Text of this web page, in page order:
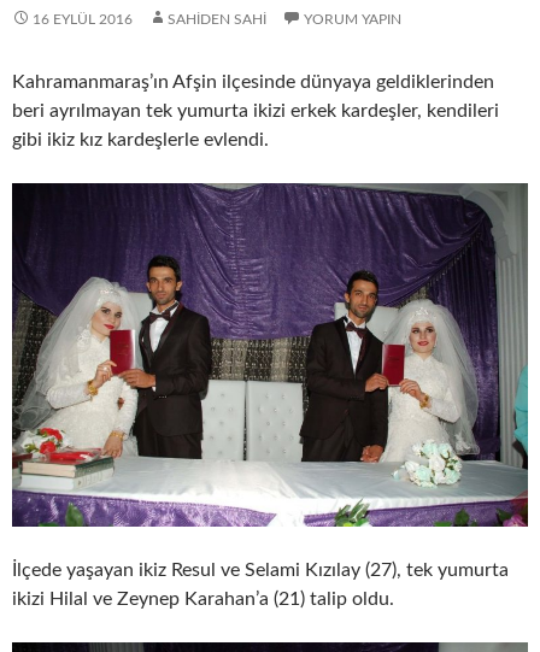
16 EYLÜL 2016 SAHIDEN SAHI YORUM YAPIN
Kahramanmaraş’ın Afşin ilçesinde dünyaya geldiklerinden
beri ayrılmayan tek yumurta ikizi erkek kardeşler, kendileri
gibi ikiz kız kardeşlerle evlendi.
İlçede yaşayan ikiz Resul ve Selami Kızılay (27), tek yumurta
ikizi Hilal ve Zeynep Karahan’a (21) talip oldu.